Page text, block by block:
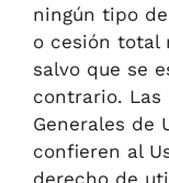
ningún tipo
o cesión total
salvo que se
contrario. Las
Generales de
confieren al
derecho de